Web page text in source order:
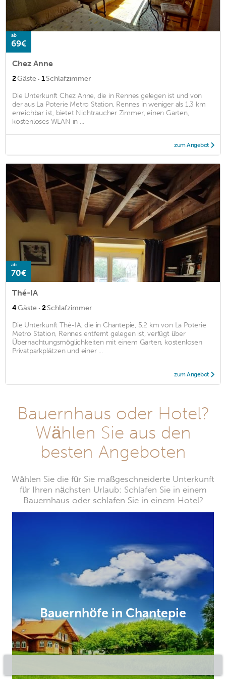
ab
69€
Chez Anne
2Gäste · 1Schlafzimmer
Die Unterkunft Chez Anne, die in Rennes gelegen ist und von
der aus La Poterie Metro Station, Rennes in weniger als 1,3 km
erreichbar ist, bietet Nichtraucher Zimmer, einen Garten,
kostenloses WLAN in ...
zum Angebot
ab
70€
Thé-IA
4Gäste · 2Schlafzimmer
Die Unterkunft Thé-IA, die in Chantepie, 5,2 km von La Poterie
Metro Station, Rennes entfernt gelegen ist, verfügt über
Übernachtungsmöglichkeiten mit einem Garten, kostenlosen
Privatparkplätzen und einer ...
zum Angebot
Bauernhaus oder Hotel?
Wählen Sie aus den
besten Angeboten
Wählen Sie die für Sie maßgeschneiderte Unterkunft
für Ihren nächsten Urlaub: Schlafen Sie in einem
Bauernhaus oder schlafen Sie in einem Hotel?
Bauernhöfe in Chantepie